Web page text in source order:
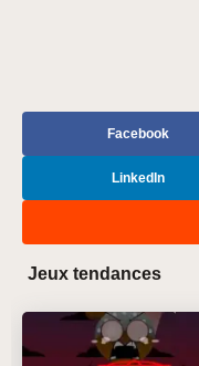
Facebook
LinkedIn
Jeux tendances